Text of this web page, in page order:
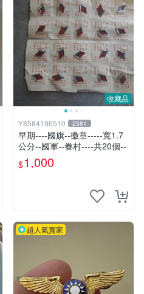
收藏品
Y8584196510 2381
早期----國旗--徽章-----寬1.7
公分--國軍--眷村----共20個--
$1,000
超人氣賣家